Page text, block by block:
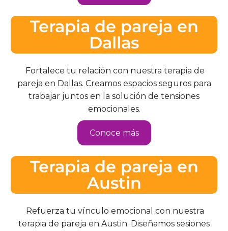
Terapia de pareja en
Dallas
Fortalece tu relación con nuestra terapia de
pareja en Dallas. Creamos espacios seguros para
trabajar juntos en la solución de tensiones
emocionales.
Conoce más
Terapia de pareja en
Austin
Refuerza tu vínculo emocional con nuestra
terapia de pareja en Austin. Diseñamos sesiones